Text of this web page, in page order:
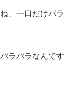
、一口だけバラ
ラバラなんです